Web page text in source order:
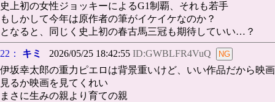
史上初の女性ジョッキーによるG1制覇、それも若手
もしかして今年は原作者の筆がイケイケなのか？
となると、同じく史上初の春古馬三冠も期待していい…？
22： キミ 2026/05/25 18:42:55 ID:GWBLFR4VuQ
伊坂幸太郎の重力ピエロは背景重いけど、いい作品だから映画
見るか映画を見てくれい
まさに生みの親より育ての親